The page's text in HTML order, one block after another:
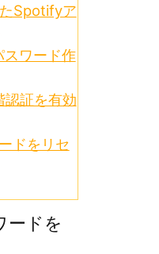
Spotifyア
ワード作
証を有効
ドをリセ
ードを